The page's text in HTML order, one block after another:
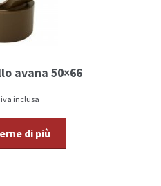
avana 50×66
iva inclusa
di più